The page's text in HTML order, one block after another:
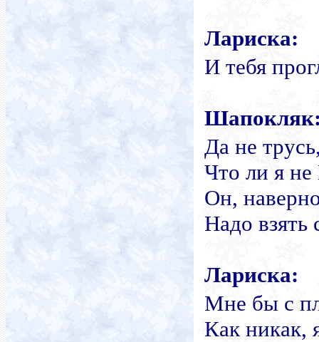
Лариска:
И тебя
Да не
Что ли я
Он,
Надо взять
Лариска:
Мне бы с
Как никак,